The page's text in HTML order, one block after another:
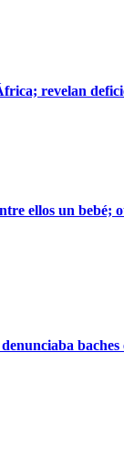
revelan
ellos un